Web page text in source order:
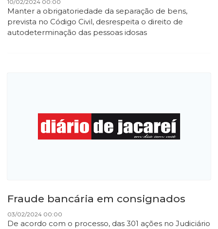
10/02/2024 00:00
Manter a obrigatoriedade da separação de bens,
prevista no Código Civil, desrespeita o direito de
autodeterminação das pessoas idosas
Fraude bancária em consignados
03/02/2024 00:00
De acordo com o processo, das 301 ações no Judiciário